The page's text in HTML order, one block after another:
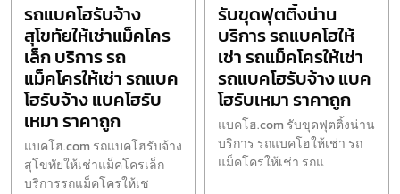
รถแบคโฮรับจ้าง
สุโขทัยให้เช่าแม็คโคร
เล็ก บริการ รถ
แม็คโครให้เช่า รถแบค
โฮรับจ้าง แบคโฮรับ
เหมา ราคาถูก
แบคโฮ.com รถแบคโฮรับจ้าง
สุโขทัยให้เช่าแม็คโครเล็ก
บริการรถแม็คโครให้เช
รับขุดฟุตติ้งน่าน
บริการ รถแบคโฮให้
เช่า รถแม็คโครให้เช่า
รถแบคโฮรับจ้าง แบค
โฮรับเหมา ราคาถูก
แบคโฮ.com รับขุดฟุตติ้งน่าน
บริการ รถแบคโฮให้เช่า รถ
แม็คโครให้เช่า รถแ